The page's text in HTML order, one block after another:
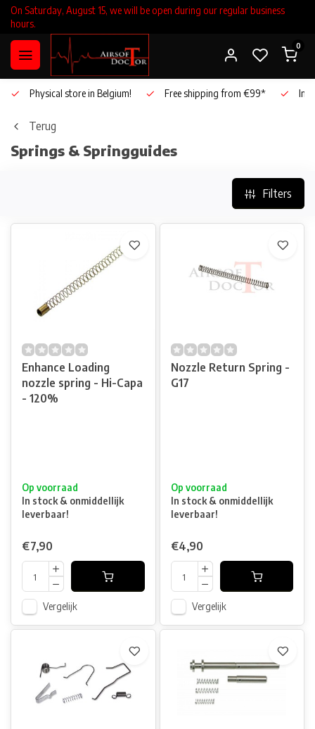
On Saturday, August 15, we will be open during our regular business
hours.
0
Physical store in Belgium! Free shipping from €99*
Terug
Springs & Springguides
Filters
Enhance Loading
nozzle spring - Hi-Capa
- 120%
Op voorraad
In stock & onmiddellijk
leverbaar!
€7,90
Vergelijk
Nozzle Return Spring -
G17
Op voorraad
In stock & onmiddellijk
leverbaar!
€4,90
Vergelijk